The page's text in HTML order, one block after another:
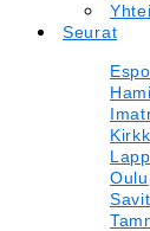
Seurat
Oulu